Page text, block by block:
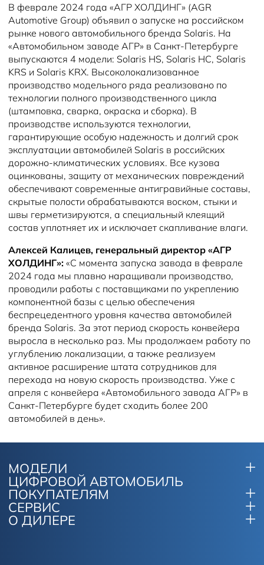
В феврале 2024 года «АГР ХОЛДИНГ» (AGR
Automotive Group) объявил о запуске на российском
рынке нового автомобильного бренда Solaris. На
«Автомобильном заводе АГР» в Санкт-Петербурге
выпускаются 4 модели: Solaris HS, Solaris HC, Solaris
KRS и Solaris KRX. Высоколокализованное
производство модельного ряда реализовано по
технологии полного производственного цикла
(штамповка, сварка, окраска и сборка). В
производстве используются технологии,
гарантирующие особую надежность и долгий срок
эксплуатации автомобилей Solaris в российских
дорожно-климатических условиях. Все кузова
оцинкованы, защиту от механических повреждений
обеспечивают современные антигравийные составы,
скрытые полости обрабатываются воском, стыки и
швы герметизируются, а специальный клеящий
состав уплотняет их и исключает скапливание влаги.
Алексей Калицев, генеральный директор «АГР
ХОЛДИНГ»: «С момента запуска завода в феврале
2024 года мы плавно наращивали производство,
проводили работы с поставщиками по укреплению
компонентной базы с целью обеспечения
беспрецедентного уровня качества автомобилей
бренда Solaris. За этот период скорость конвейера
выросла в несколько раз. Мы продолжаем работу по
углублению локализации, а также реализуем
активное расширение штата сотрудников для
перехода на новую скорость производства. Уже с
апреля с конвейера «Автомобильного завода АГР» в
Санкт-Петербурге будет сходить более 200
автомобилей в день».
МОДЕЛИ
ЦИФРОВОЙ АВТОМОБИЛЬ
ПОКУПАТЕЛЯМ
СЕРВИС
О ДИЛЕРЕ